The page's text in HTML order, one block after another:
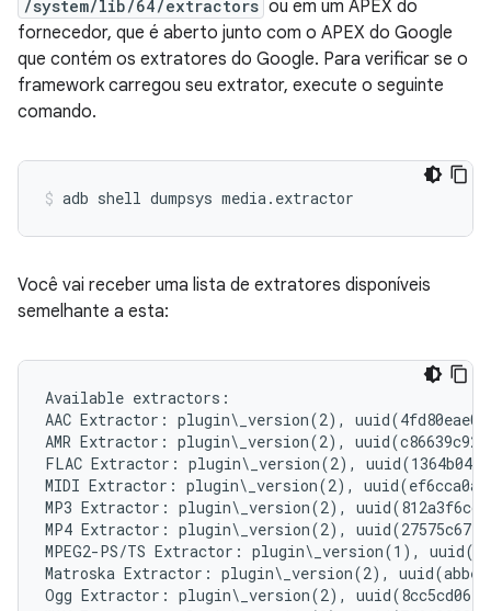
/system/lib/64/extractors ou em um APEX do
fornecedor, que é aberto junto com o APEX do Google
que contém os extratores do Google. Para verificar se o
framework carregou seu extrator, execute o seguinte
comando.
adb shell dumpsys media.extractor
Você vai receber uma lista de extratores disponíveis
semelhante a esta:
Available extractors:
AAC Extractor: plugin\_version(2),
AMR Extractor: plugin\_version(2),
FLAC Extractor: plugin\_version(2),
MIDI Extractor: plugin\_version(2),
MP3 Extractor: plugin\_version(2),
MP4 Extractor: plugin\_version(2),
MPEG2-PS/TS Extractor: plugin\_version(1),
Matroska Extractor: plugin\_version(2),
Ogg Extractor: plugin\_version(2),